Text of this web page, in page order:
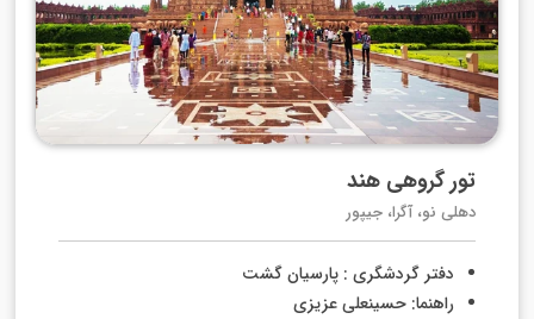
تور گروهی هند
دهلی نو، آگرا، جیپور
دفتر گردشگری : پارسیان گشت
راهنما: حسینعلی عزیزی